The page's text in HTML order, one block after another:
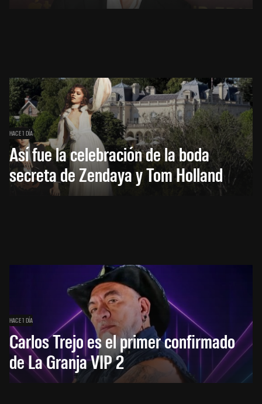
HACE 1 DÍA
Así fue la celebración de la boda
secreta de Zendaya y Tom Holland
HACE 1 DÍA
Carlos Trejo es el primer confirmado
de La Granja VIP 2